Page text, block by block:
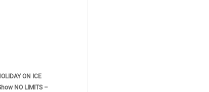
ON ICE
NO LIMITS –